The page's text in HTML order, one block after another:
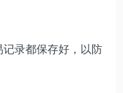
录都保存好，以防